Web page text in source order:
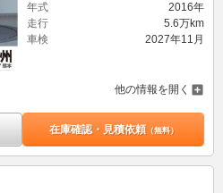
年式
2016年
走行
5.6万km
車検
2027年11月
他の情報を開く
在庫確認・見積依頼（無料）